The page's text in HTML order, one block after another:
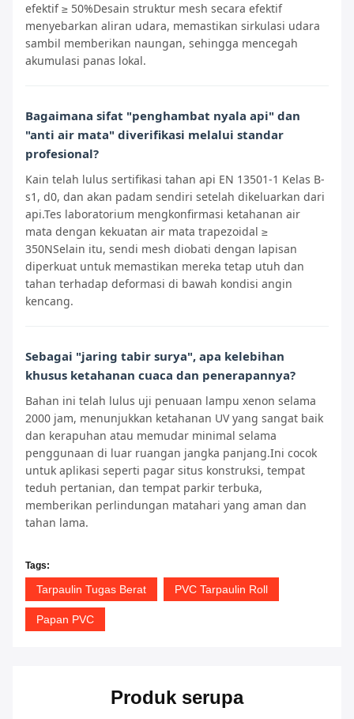
efektif ≥ 50%Desain struktur mesh secara efektif
menyebarkan aliran udara, memastikan sirkulasi udara
sambil memberikan naungan, sehingga mencegah
akumulasi panas lokal.
Bagaimana sifat "penghambat nyala api" dan
"anti air mata" diverifikasi melalui standar
profesional?
Kain telah lulus sertifikasi tahan api EN 13501-1 Kelas B-
s1, d0, dan akan padam sendiri setelah dikeluarkan dari
api.Tes laboratorium mengkonfirmasi ketahanan air
mata dengan kekuatan air mata trapezoidal ≥
350NSelain itu, sendi mesh diobati dengan lapisan
diperkuat untuk memastikan mereka tetap utuh dan
tahan terhadap deformasi di bawah kondisi angin
kencang.
Sebagai "jaring tabir surya", apa kelebihan
khusus ketahanan cuaca dan penerapannya?
Bahan ini telah lulus uji penuaan lampu xenon selama
2000 jam, menunjukkan ketahanan UV yang sangat baik
dan kerapuhan atau memudar minimal selama
penggunaan di luar ruangan jangka panjang.Ini cocok
untuk aplikasi seperti pagar situs konstruksi, tempat
teduh pertanian, dan tempat parkir terbuka,
memberikan perlindungan matahari yang aman dan
tahan lama.
Tags:
Tarpaulin Tugas Berat PVC Tarpaulin Roll
Papan PVC
Produk serupa